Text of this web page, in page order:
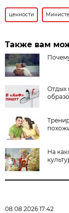
ценности
Также вам
Отдых
На
08.08.2026 17:42